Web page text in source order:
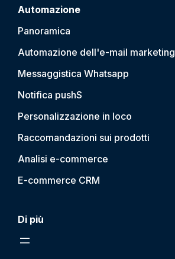
Automazione
Panoramica
Automazione dell'e-mail marketing
Messaggistica Whatsapp
Notifica pushS
Personalizzazione in loco
Raccomandazioni sui prodotti
Analisi e-commerce
E-commerce CRM
Di più